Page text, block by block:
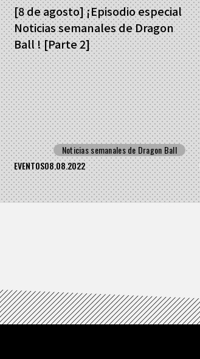
[8 de agosto] ¡Episodio especial
Noticias semanales de Dragon
Ball ! [Parte 2]
Noticias semanales de Dragon Ball
EVENTOS08.08.2022